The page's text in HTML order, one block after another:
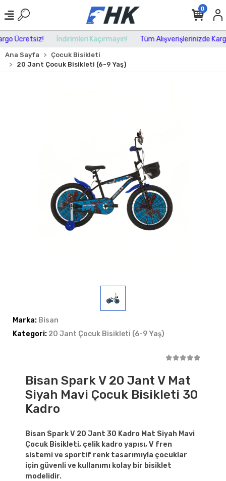
Ücretsiz! İndirimleri Kaçırmayın! Tüm Alışverişlerinizde
0
Ana Sayfa
Çocuk Bisikleti
20 Jant Çocuk Bisikleti (6-9 Yaş)
Marka: Bisan
Kategori: 20 Jant Çocuk Bisikleti (6-9 Yaş)
Bisan Spark V 20 Jant V Mat
Siyah Mavi Çocuk Bisikleti 30
Kadro
Bisan Spark V 20 Jant 30 Kadro Mat Siyah Mavi
Çocuk Bisikleti, çelik kadro yapısı, V fren
sistemi ve sportif renk tasarımıyla çocuklar
için güvenli ve kullanımı kolay bir bisiklet
modelidir.